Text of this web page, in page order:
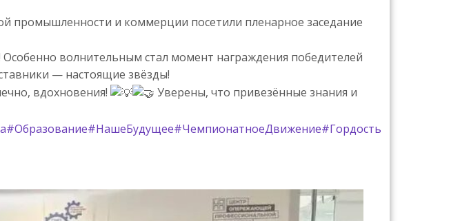
промышленности и коммерции посетили пленарное заседание
волнительным стал момент награждения победителей
— настоящие звёзды!
вдохновения!
Уверены, что привезённые знания и
#Образование#НашеБудущее#ЧемпионатноеДвижение#Гордость